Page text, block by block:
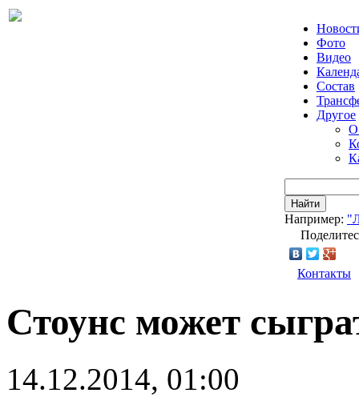
Фото
Видео
Состав
Другое
О
Найти
Например:
Контакты
Стоунс может
14.12.2014, 01:00